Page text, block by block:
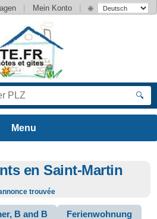
| Mein Konto | 🌐
🔍
en Saint-Martin
trouvée
B and B Ferienwohnung